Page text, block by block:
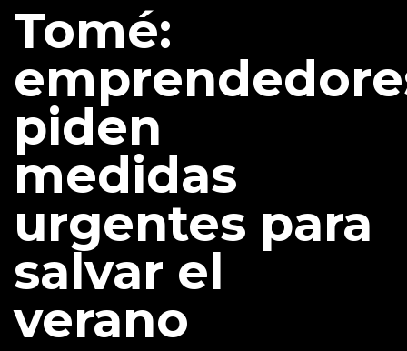
Tomé:
piden
medidas
urgentes para
salvar el
verano